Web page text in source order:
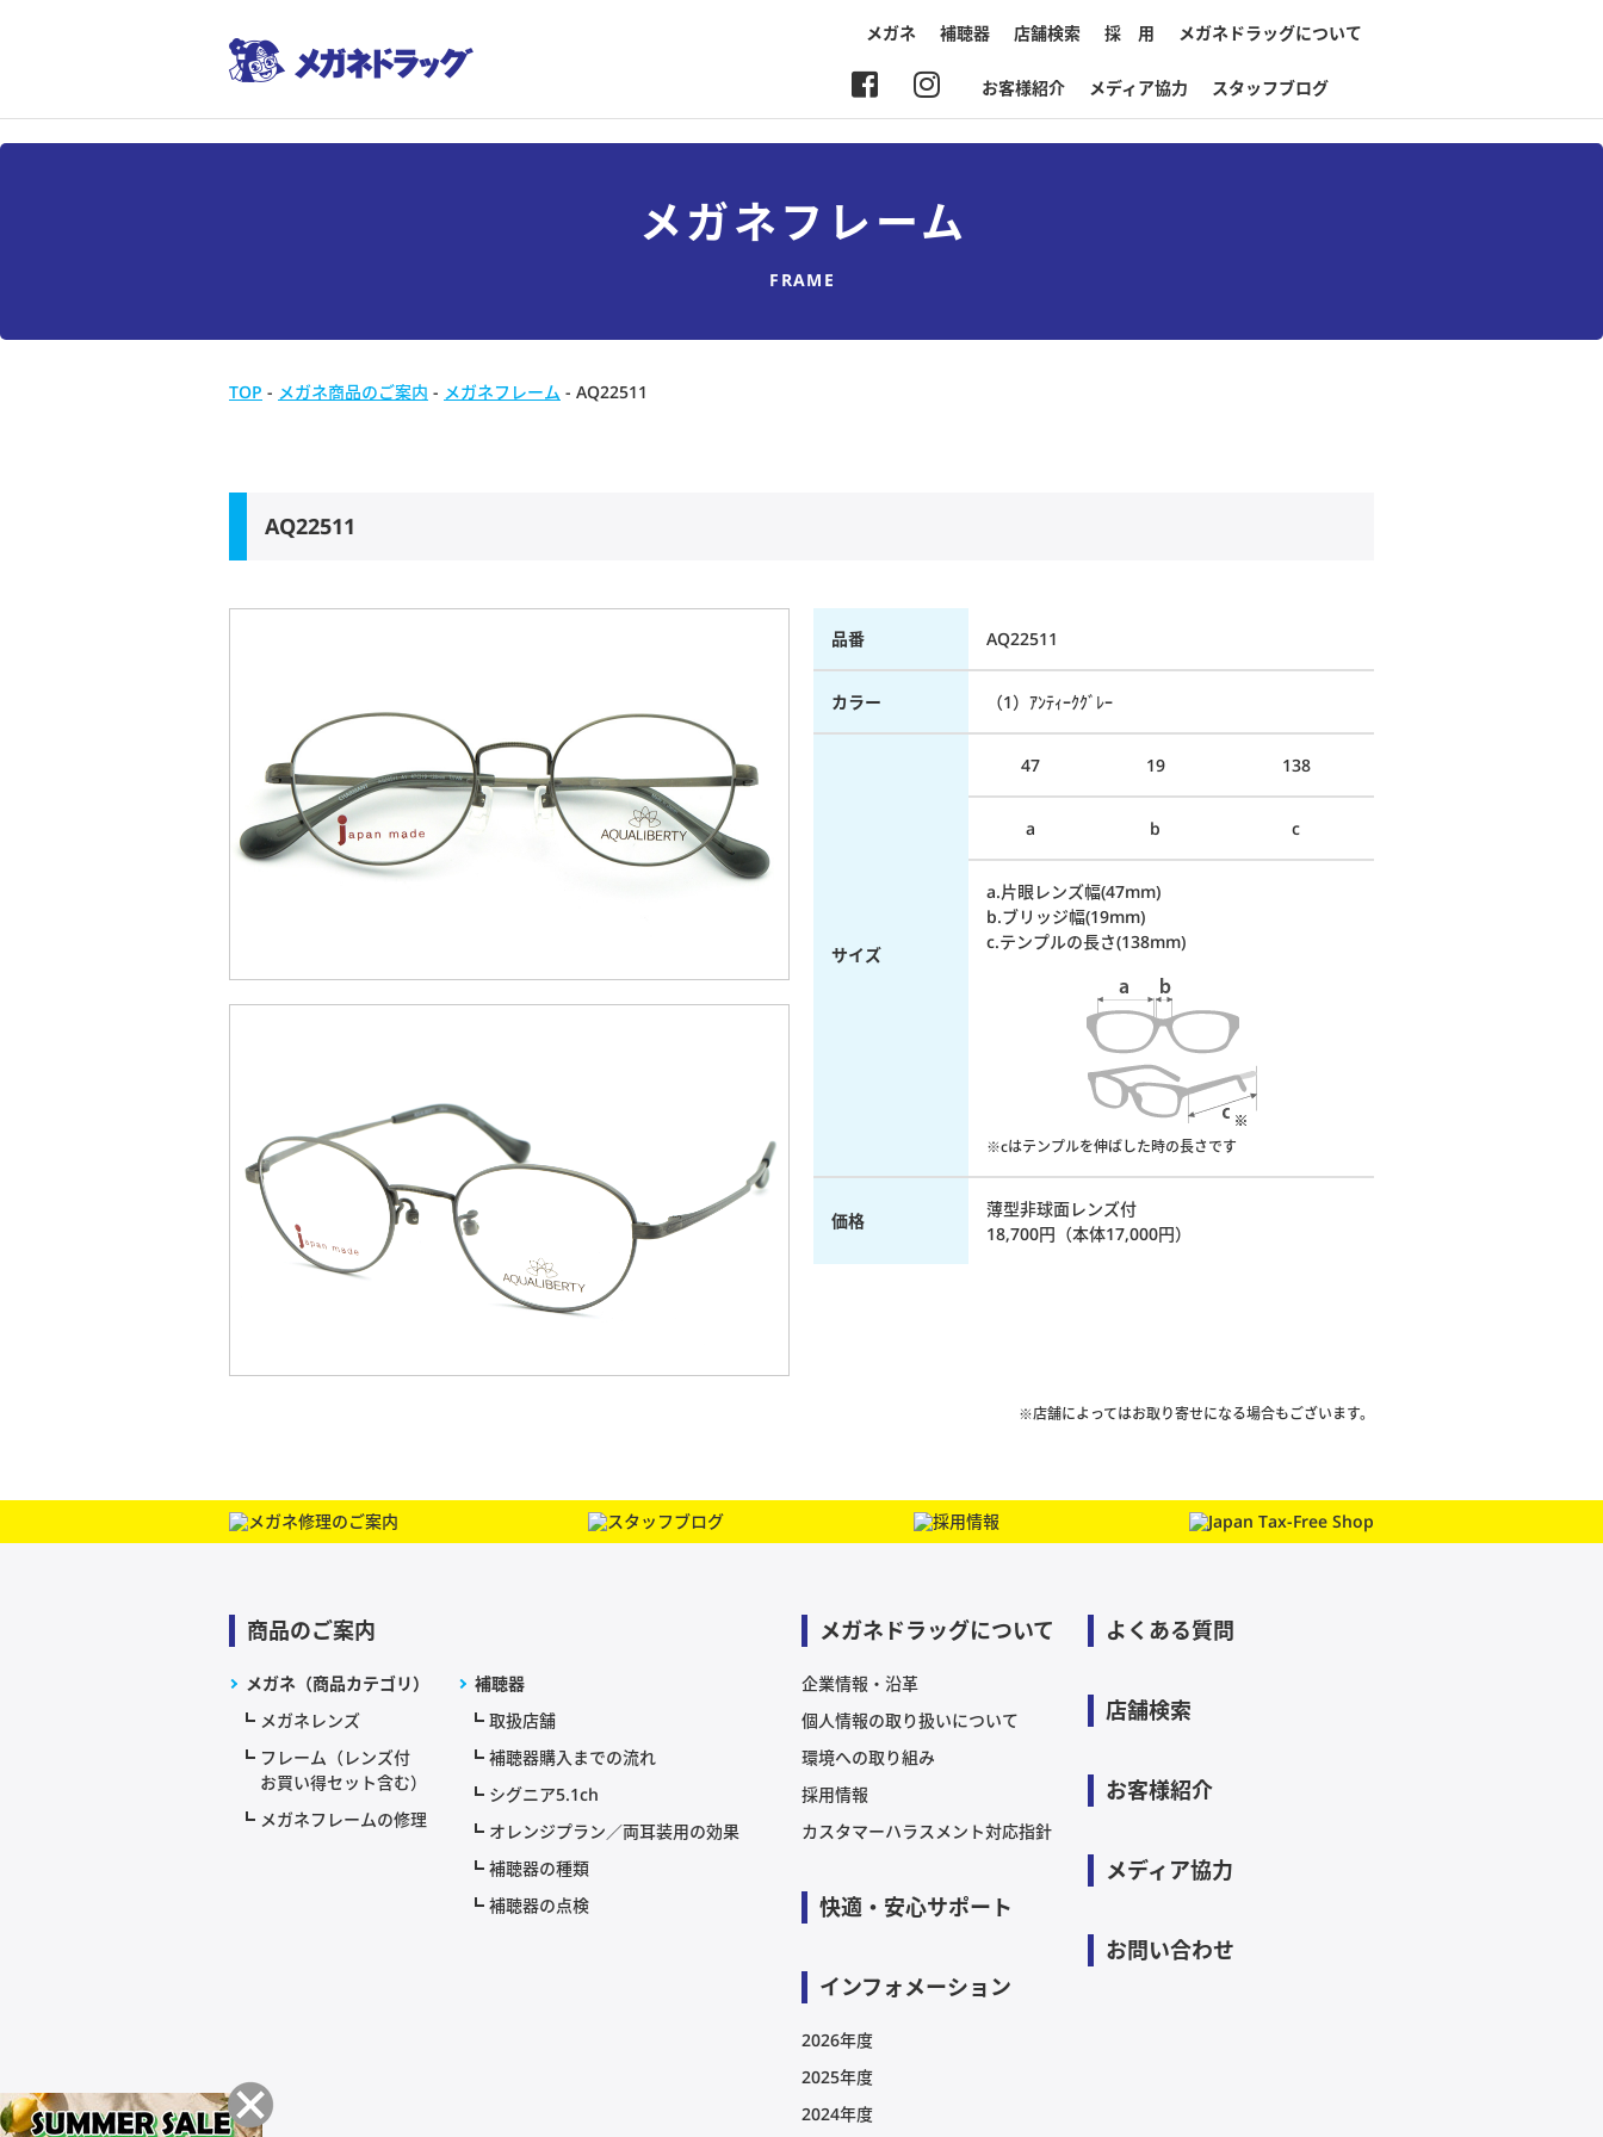
メガネ 補聴器 店舗検索 採 用 メガネドラッグについて
お客様紹介 メディア協力 スタッフブログ
メガネフレーム
FRAME
TOP - メガネ商品のご案内 - メガネフレーム - AQ22511
AQ22511
品番 AQ22511
カラー （1）ｱﾝﾃｨｰｸｸﾞﾚｰ
サイズ
47 19 138
a b c
a.片眼レンズ幅(47mm)
b.ブリッジ幅(19mm)
c.テンプルの長さ(138mm)
※cはテンプルを伸ばした時の長さです
価格
薄型非球面レンズ付
18,700円（本体17,000円）
※店舗によってはお取り寄せになる場合もございます。
商品のご案内
メガネ（商品カテゴリ）
メガネレンズ
フレーム（レンズ付
お買い得セット含む）
メガネフレームの修理
補聴器
取扱店舗
補聴器購入までの流れ
シグニア5.1ch
オレンジプラン／両耳装用の効果
補聴器の種類
補聴器の点検
メガネドラッグについて
企業情報・沿革
個人情報の取り扱いについて
環境への取り組み
採用情報
カスタマーハラスメント対応指針
快適・安心サポート
インフォメーション
2026年度
2025年度
2024年度
よくある質問
店舗検索
お客様紹介
メディア協力
お問い合わせ